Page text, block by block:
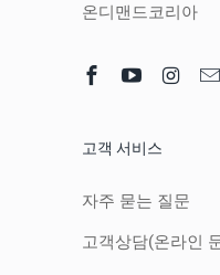
온디맨드코리아
고객 서비스
자주 묻는 질문
고객상담(온라인